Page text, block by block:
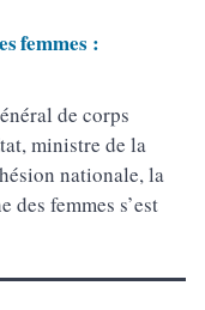
femmes :
de corps
ministre de la
nationale, la
femmes s’est